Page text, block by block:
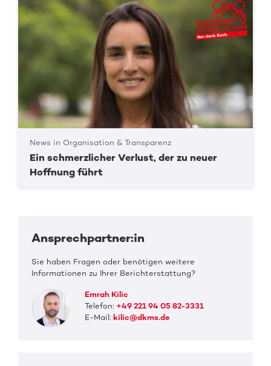
News in Organisation & Transparenz
Ein schmerzlicher Verlust, der zu neuer
Hoffnung führt
Ansprechpartner:in
Sie haben Fragen oder benötigen weitere
Informationen zu Ihrer Berichterstattung?
Emrah Kilic
Telefon: +49 221 94 05 82-3331
E-Mail:kilic@dkms.de